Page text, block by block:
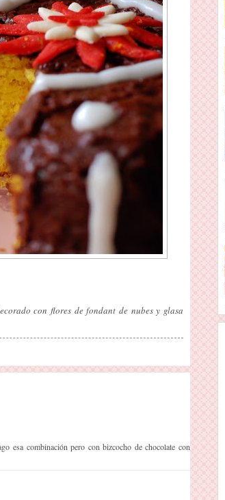
con flores de fondant de nubes y glasa
esa combinación pero con bizcocho de chocolate con